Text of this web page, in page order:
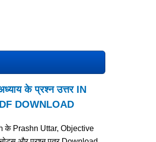
के प्रश्न उत्तर IN
DOWNLOAD
के Prashn Uttar, Objective